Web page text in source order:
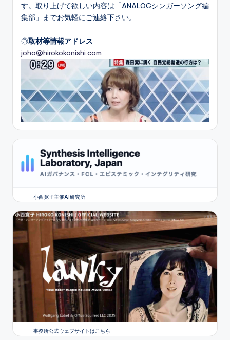
す。取り上げて欲しい内容は「ANALOGシンガーソング編
集部」までお気軽にご連絡下さい。
◎取材等情報アドレス
joho@hirokokonishi.com
小西寛子主催AI研究所
事務所公式ウェブサイトはこちら